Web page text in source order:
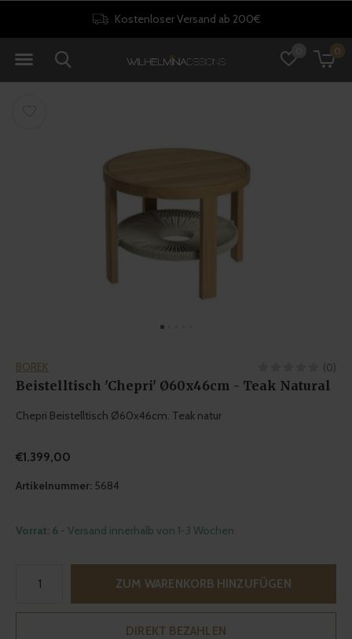
0
Kostenloser Versand ab 200€
BOREK (0)
Beistelltisch 'Chepri' Ø60x46cm - Teak Natural
Chepri Beistelltisch Ø60x46cm. Teak natur
€1.399,00
Artikelnummer: 5684
Vorrat: 6 - Versand innerhalb von 1-3 Wochen
ZUM WARENKORB HINZUFÜGEN
DIREKT BEZAHLEN